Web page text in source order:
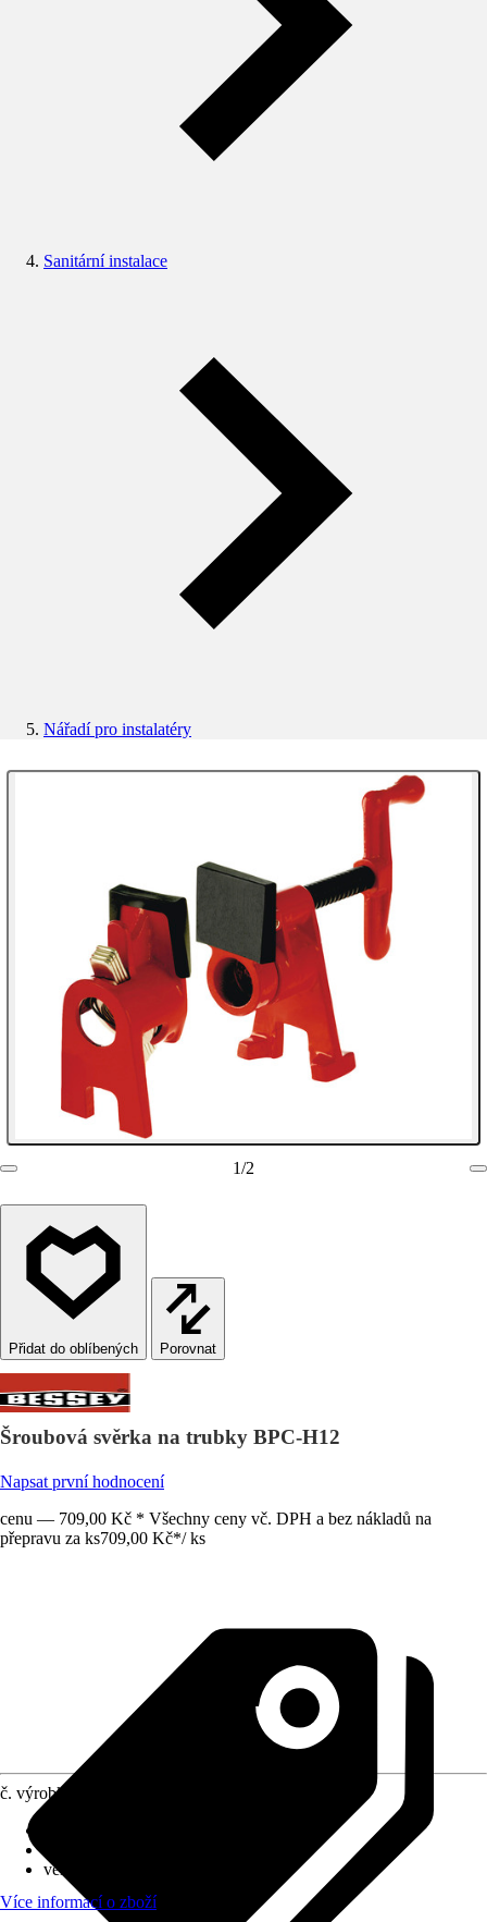
Sanitární instalace
Nářadí pro instalatéry
1/2
Porovnat
Šroubová svěrka na trubky BPC-H12
Napsat první hodnocení
cenu — 709,00 Kč * Všechny ceny vč. DPH a bez nákladů na
přepravu za ks709,00 Kč*/ ks
č. výrobku
velikost upínacích čelistí
Více informací o zboží